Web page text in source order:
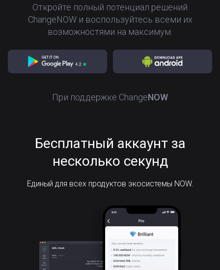
Откройте полный потенциал решений
ChangeNOW и воспользуйтесь всеми их
возможностями на максимум.
При поддержке ChangeNOW
Бесплатный аккаунт за
несколько секунд
Единый для всех продуктов экосистемы NOW.